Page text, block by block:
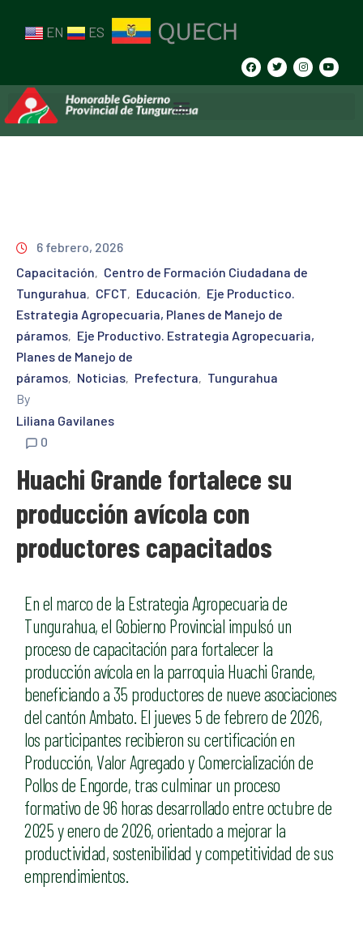
EN ES
6 febrero, 2026
Capacitación‚ Centro de Formación Ciudadana de
Tungurahua‚ CFCT‚ Educación‚ Eje Productico.
Estrategia Agropecuaria, Planes de Manejo de
páramos‚ Eje Productivo. Estrategia Agropecuaria,
Planes de Manejo de
páramos‚ Noticias‚ Prefectura‚ Tungurahua
By
Liliana Gavilanes
0
Huachi Grande fortalece su
producción avícola con
productores capacitados
En el marco de la Estrategia Agropecuaria de
Tungurahua, el Gobierno Provincial impulsó un
proceso de capacitación para fortalecer la
producción avícola en la parroquia Huachi Grande,
beneficiando a 35 productores de nueve asociaciones
del cantón Ambato. El jueves 5 de febrero de 2026,
los participantes recibieron su certificación en
Producción, Valor Agregado y Comercialización de
Pollos de Engorde, tras culminar un proceso
formativo de 96 horas desarrollado entre octubre de
2025 y enero de 2026, orientado a mejorar la
productividad, sostenibilidad y competitividad de sus
emprendimientos.